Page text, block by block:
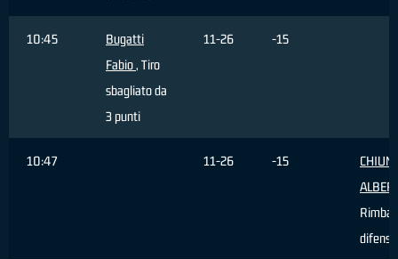
10:45
Bugatti
Fabio, Tiro
sbagliato da
3 punti
11-26 -15
10:47 11-26 -15